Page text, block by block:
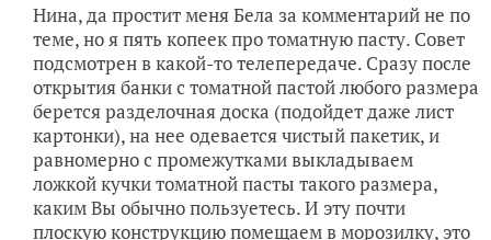
Нина, да простит меня Бела за комментарий не по
теме, но я пять копеек про томатную пасту. Совет
подсмотрен в какой-то телепередаче. Сразу после
открытия банки с томатной пастой любого размера
берется разделочная доска (подойдет даже лист
картонки), на нее одевается чистый пакетик, и
равномерно с промежутками выкладываем
ложкой кучки томатной пасты такого размера,
каким Вы обычно пользуетесь. И эту почти
плоскую конструкцию помещаем в морозилку, это